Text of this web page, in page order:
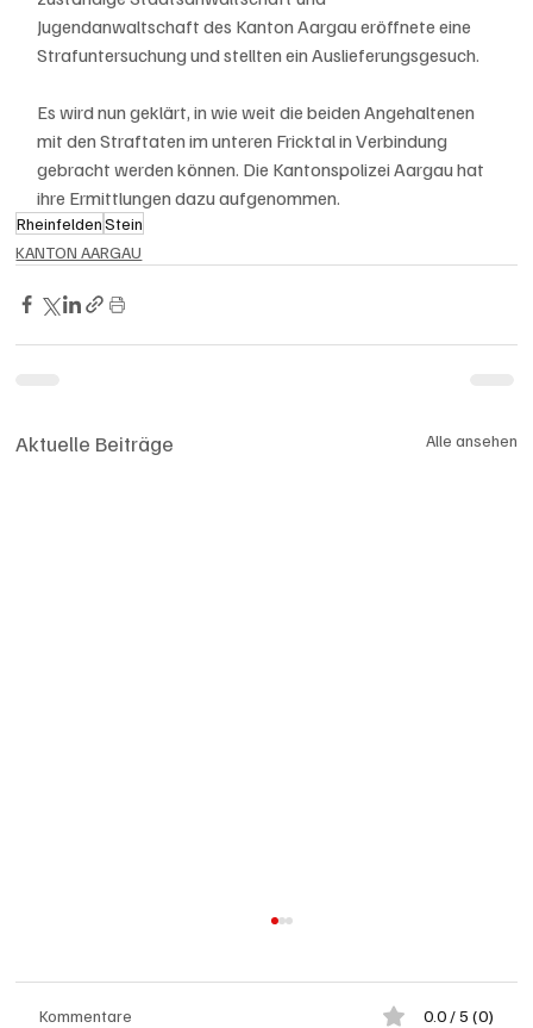
Jugendanwaltschaft des Kanton Aargau eröffnete eine
Strafuntersuchung und stellten ein Auslieferungsgesuch.
Es wird nun geklärt, in wie weit die beiden Angehaltenen
mit den Straftaten im unteren Fricktal in Verbindung
gebracht werden können. Die Kantonspolizei Aargau hat
ihre Ermittlungen dazu aufgenommen.
Rheinfelden Stein
KANTON AARGAU
Aktuelle Beiträge Alle ansehen
Kommentare 0.0 / 5 (0)